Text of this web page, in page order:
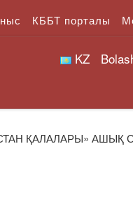
КББТ порталы
KZ
ҚАЛАЛАРЫ» АШЫҚ